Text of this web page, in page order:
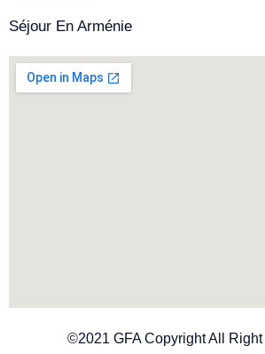
Séjour En Arménie
©2021 GFA Copyright All